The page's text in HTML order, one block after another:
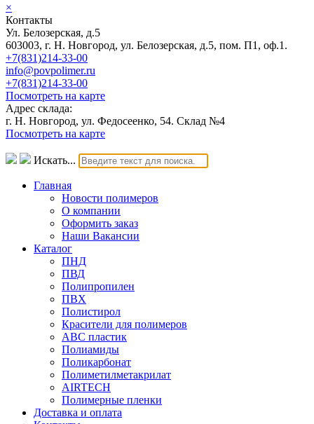
×
Контакты
Ул. Белозерская, д.5
603003, г. Н. Новгород, ул. Белозерская, д.5, пом. П1, оф.1.
+7(831)214-33-00
info@povpolimer.ru
+7(831)214-33-00
Посмотреть на карте
Адрес склада:
г. Н. Новгород, ул. Федосеенко, 54. Склад №4
Посмотреть на карте
Искать...
Главная
Новости полимеров
О компании
Оформить заказ
Наши Вакансии
Каталог
ПНД
ПВД
Полипропилен
ПВХ
Полистирол
Красители для полимеров
АВС пластик
Полиамиды
Поликарбонат
Полиметилметакрилат
AIRTECH
Полимерные пленки
Доставка и оплата